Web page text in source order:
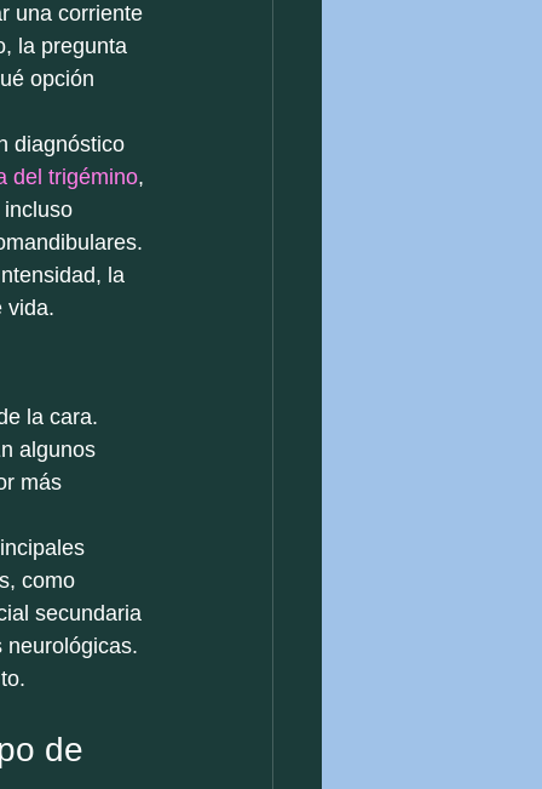
una corriente
la pregunta
opción
diagnóstico
del trigémino,
la
vida.
la cara.
algunos
más
como
secundaria
neurológicas.
de